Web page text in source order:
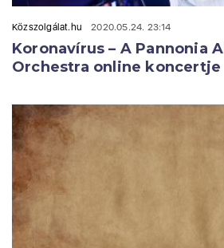
Közszolgálat.hu 2020.05.24. 23:14
Koronavírus – A Pannonia
Orchestra online koncertje